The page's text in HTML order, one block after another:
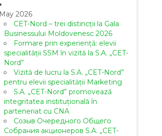
May 2026
CET-Nord – trei distincții la Gala
Businessului Moldovenesc 2026
Formare prin experiență: elevii
specialității SSM în vizită la S.A. „CET-
Nord”
Vizită de lucru la S.A. „CET-Nord”
pentru elevii specialității Marketing
S.A. „CET-Nord” promovează
integritatea instituțională în
parteneriat cu CNA
Созыв Очередного Общего
Собрания акционеров S.A. „CET-